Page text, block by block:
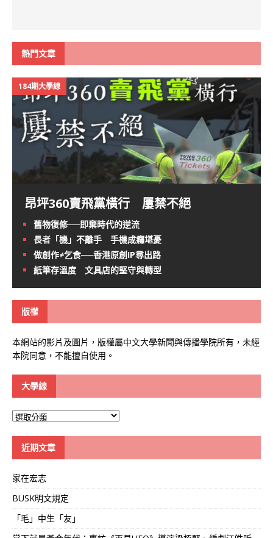
熱門文章
184期大學線
昂坪360賣飛黨橫行 屢禁不絕
舊物復修──即棄時代的逆流
長者「機」不離手 手機成癮堪憂
做創作≠乞食──香港原創IP尋出路
紙筆存溫度 文具店的堅守與轉型
版權
本網站的影片及圖片，版權屬中文大學新聞與傳播學院所有，未經
本院同意，不能擅自使用。
大學線
大
近期文章
家在宏志
BUSK明文規定
「毛」中生「友」